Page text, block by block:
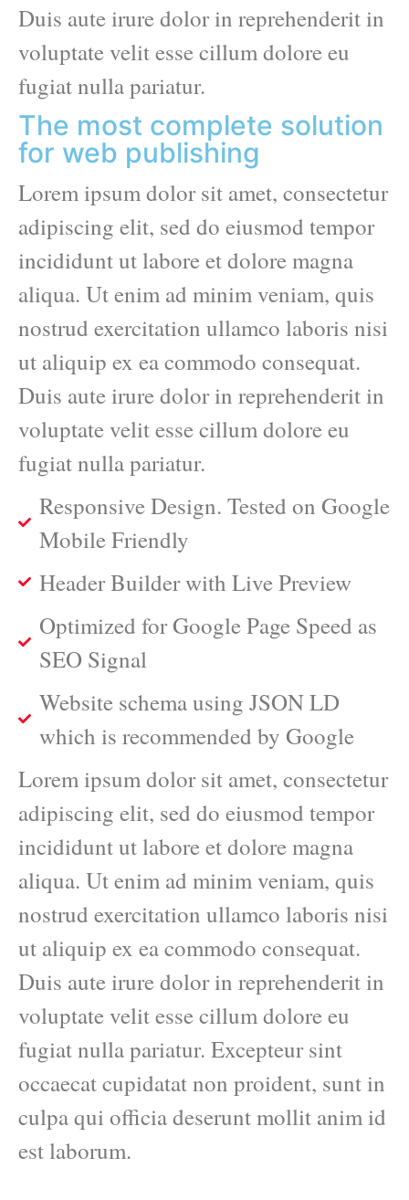
Duis aute irure dolor in reprehenderit in
voluptate velit esse cillum dolore eu
fugiat nulla pariatur.
The most complete solution
for web publishing
Lorem ipsum dolor sit amet, consectetur
adipiscing elit, sed do eiusmod tempor
incididunt ut labore et dolore magna
aliqua. Ut enim ad minim veniam, quis
nostrud exercitation ullamco laboris nisi
ut aliquip ex ea commodo consequat.
Duis aute irure dolor in reprehenderit in
voluptate velit esse cillum dolore eu
fugiat nulla pariatur.
Responsive Design. Tested on Google
Mobile Friendly
Header Builder with Live Preview
Optimized for Google Page Speed as
SEO Signal
Website schema using JSON LD
which is recommended by Google
Lorem ipsum dolor sit amet, consectetur
adipiscing elit, sed do eiusmod tempor
incididunt ut labore et dolore magna
aliqua. Ut enim ad minim veniam, quis
nostrud exercitation ullamco laboris nisi
ut aliquip ex ea commodo consequat.
Duis aute irure dolor in reprehenderit in
voluptate velit esse cillum dolore eu
fugiat nulla pariatur. Excepteur sint
occaecat cupidatat non proident, sunt in
culpa qui officia deserunt mollit anim id
est laborum.